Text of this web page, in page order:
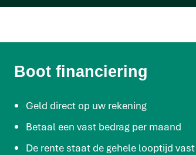
Boot financiering
Geld direct op uw rekening
Betaal een vast bedrag per maand
De rente staat de gehele looptijd vast